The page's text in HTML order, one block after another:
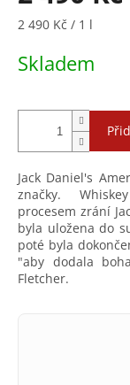
Měrná
2 490 Kč / 1 l
Skladem
Jack Daniel's
značky.
procesem zrání
byla uložena do
poté byla
"aby dodala
Fletcher.